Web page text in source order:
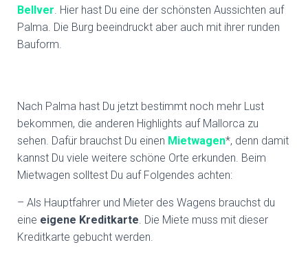
Bellver. Hier hast Du eine der schönsten Aussichten auf
Palma. Die Burg beeindruckt aber auch mit ihrer runden
Bauform.
Nach Palma hast Du jetzt bestimmt noch mehr Lust
bekommen, die anderen Highlights auf Mallorca zu
sehen. Dafür brauchst Du einen Mietwagen*, denn damit
kannst Du viele weitere schöne Orte erkunden. Beim
Mietwagen solltest Du auf Folgendes achten:
– Als Hauptfahrer und Mieter des Wagens brauchst du
eine eigene Kreditkarte. Die Miete muss mit dieser
Kreditkarte gebucht werden.